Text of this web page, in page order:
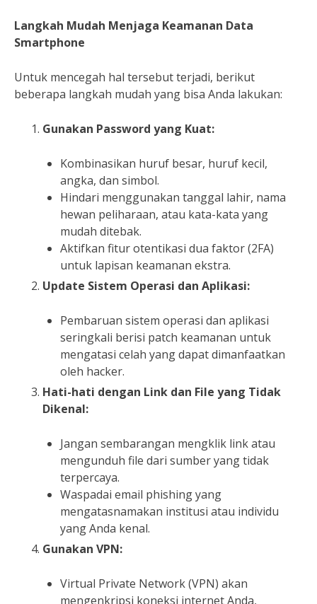
Langkah Mudah Menjaga Keamanan Data
Smartphone
Untuk mencegah hal tersebut terjadi, berikut
beberapa langkah mudah yang bisa Anda lakukan:
Gunakan Password yang Kuat:
Kombinasikan huruf besar, huruf kecil,
angka, dan simbol.
Hindari menggunakan tanggal lahir, nama
hewan peliharaan, atau kata-kata yang
mudah ditebak.
Aktifkan fitur otentikasi dua faktor (2FA)
untuk lapisan keamanan ekstra.
Update Sistem Operasi dan Aplikasi:
Pembaruan sistem operasi dan aplikasi
seringkali berisi patch keamanan untuk
mengatasi celah yang dapat dimanfaatkan
oleh hacker.
Hati-hati dengan Link dan File yang Tidak
Dikenal:
Jangan sembarangan mengklik link atau
mengunduh file dari sumber yang tidak
terpercaya.
Waspadai email phishing yang
mengatasnamakan institusi atau individu
yang Anda kenal.
Gunakan VPN:
Virtual Private Network (VPN) akan
mengenkripsi koneksi internet Anda,